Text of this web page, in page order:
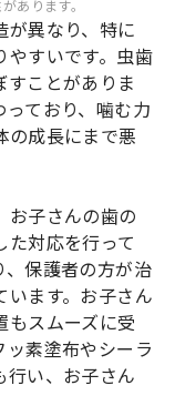
あります。
が異なり、特に
やすいです。虫歯
ことがありま
ており、噛む力
の成長にまで悪
お子さんの歯の
対応を行って
、保護者の方が治
ます。お子さん
もスムーズに受
素塗布やシーラ
行い、お子さん